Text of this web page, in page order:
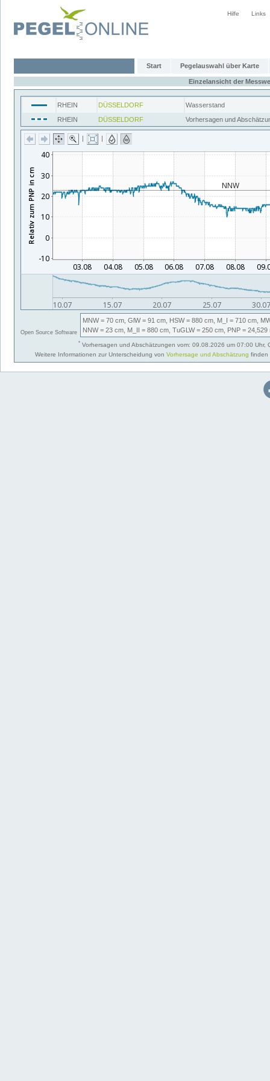
Hilfe Links
Start Pegelauswahl über Karte
Einzelansicht der
RHEIN DÜSSELDORF
Wasserstand
RHEIN
DÜSSELDORF Vorhersagen und
| |
Open Source Software
MNW= 70 cm, GlW= 91 cm, HSW= 880 cm, M_I = 710 cm,
NNW= 23 cm, M_II = 880 cm, TuGLW= 250 cm, PNP = 24,529
* Vorhersagen und Abschätzungen vom: 09.08.2026 um 07:00 Uhr,
Weitere Informationen zur Unterscheidung von Vorhersage und Abschätzung finden